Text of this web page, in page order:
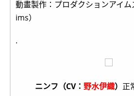
動畫製作：プロダクションアイ
ims）
.
ニンフ（CV： 野水伊織） 正